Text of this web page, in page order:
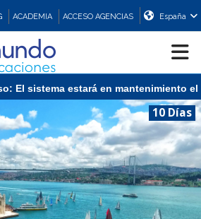
ACADEMIA ACCESO AGENCIAS España
CRUCEROS
EUROPA
ASIA
estará en mantenimiento el
10 Días